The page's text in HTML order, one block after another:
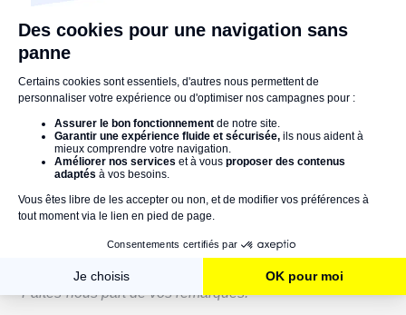
desADIL/ANIL(Agences Départementales et Nationales
pour l'Information sur le Logement).
Vous connaissez maintenant toutes les aides à votre
disposition pour remplacer votre chaudière par une
pompe à chaleur. Sachez que ces aides sont, pour la
plupart, cumulables entre elles. Alors, après avoir
vérifié votre éligibilité, n'hésitez pas à toutes les
solliciter. Une fois installée, votre pompe à chaleur vous
permettra de réduirevos dépenses énergétiques,
rentabilisant ainsi rapidement votre investissement.
Vous avez une expérience à partager ou une question ?
Faites-nous part de vos remarques.